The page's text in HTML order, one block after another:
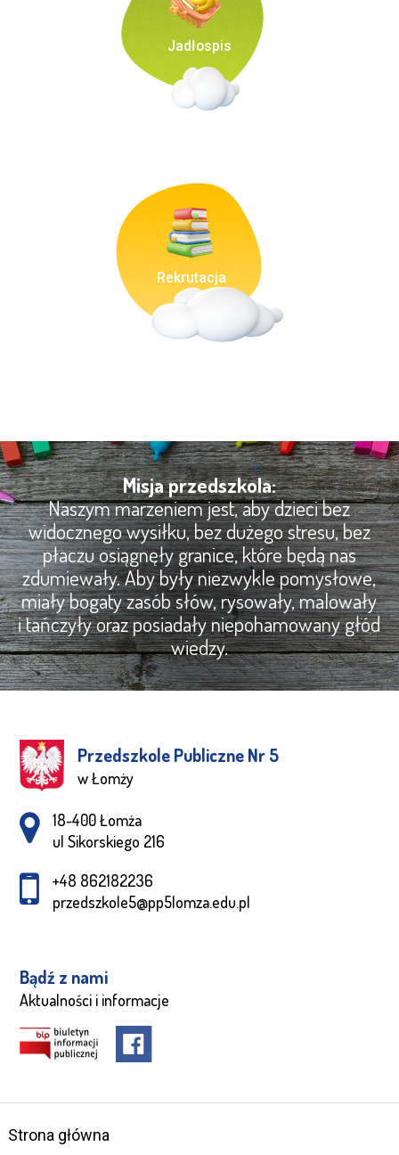
Jadłospis
Rekrutacja
Misja przedszkola:
Naszym marzeniem jest, aby dzieci bez
widocznego wysiłku, bez dużego stresu, bez
płaczu osiągnęły granice, które będą nas
zdumiewały. Aby były niezwykle pomysłowe,
miały bogaty zasób słów, rysowały, malowały
i tańczyły oraz posiadały niepohamowany głód
wiedzy.
Przedszkole Publiczne Nr 5
w Łomży
Adres pocztowy:
18-400 Łomża
ul Sikorskiego 216
+48 862182236
przedszkole5@pp5lomza.edu.pl
Bądź z nami
Aktualności i informacje
Strona główna